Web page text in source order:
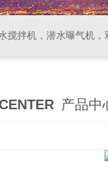
搅拌机，潜水曝气机，双
产品中